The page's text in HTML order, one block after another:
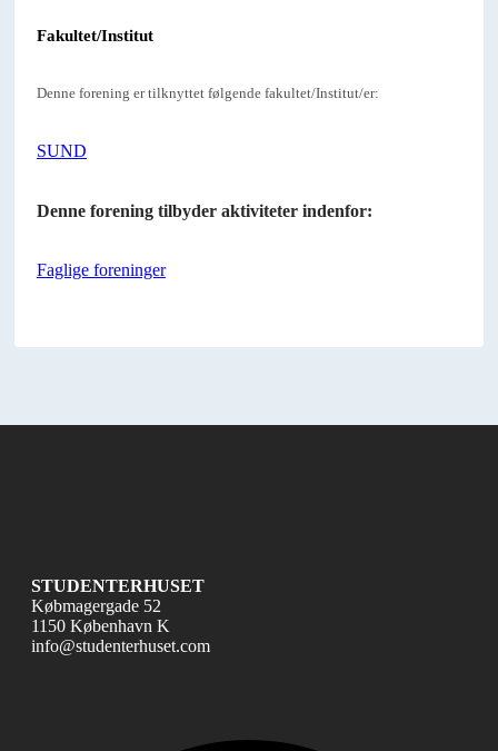
Fakultet/Institut
Denne forening er tilknyttet følgende fakultet/Institut/er:
SUND
Denne forening tilbyder aktiviteter indenfor:
Faglige foreninger
STUDENTERHUSET
Købmagergade 52
1150 København K
info@studenterhuset.com